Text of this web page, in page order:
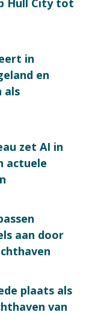
Hull City tot
in
en
als
zet AI in
actuele
aan door
plaats als
van